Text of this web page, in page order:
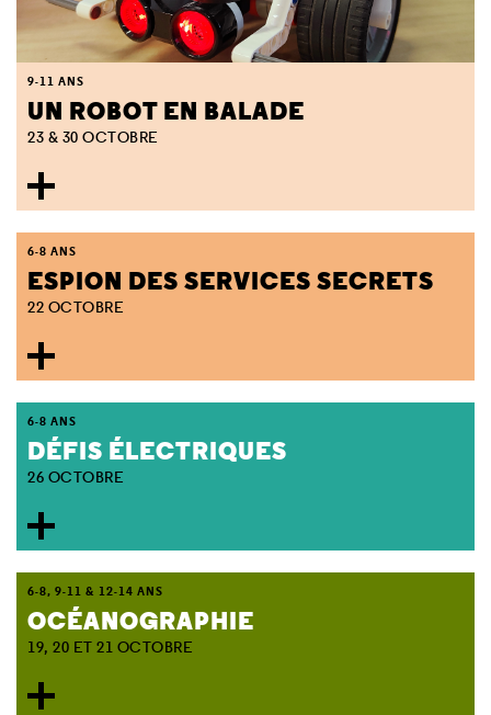
UN ROBOT EN BALADE
9-11 ANS
23 & 30 OCTOBRE
ESPION DES SERVICES SECRETS
6-8 ANS
22 OCTOBRE
DÉFIS ÉLECTRIQUES
6-8 ANS
26 OCTOBRE
OCÉANOGRAPHIE
6-8, 9-11 & 12-14 ANS
19, 20 ET 21 OCTOBRE